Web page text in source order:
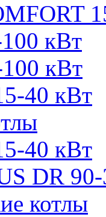
кВт
кВт
40 кВт
40 кВт
DR
котлы